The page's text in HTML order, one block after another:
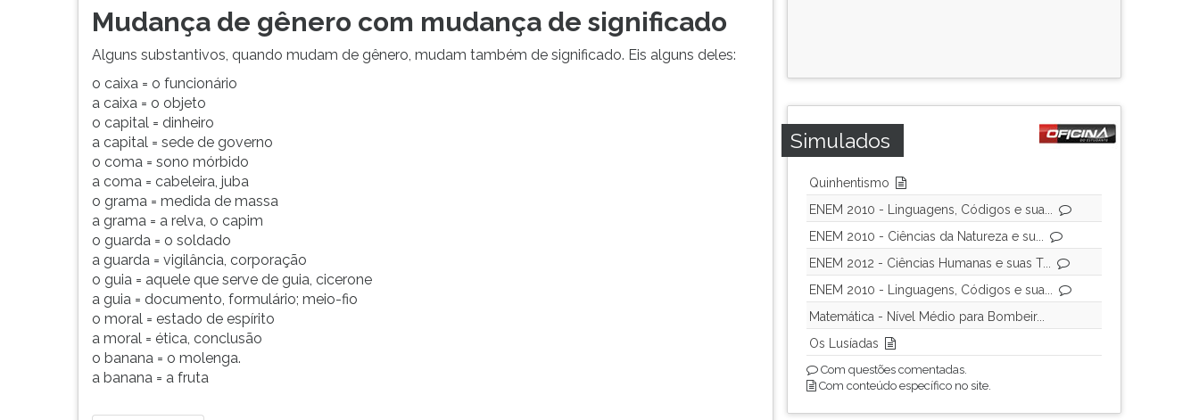
Mudança de gênero com mudança de significado
Alguns substantivos, quando mudam de gênero, mudam também de significado. Eis alguns deles:
o caixa = o funcionário
a caixa = o objeto
o capital = dinheiro
a capital = sede de governo
o coma = sono mórbido
a coma = cabeleira, juba
o grama = medida de massa
a grama = a relva, o capim
o guarda = o soldado
a guarda = vigilância, corporação
o guia = aquele que serve de guia, cicerone
a guia = documento, formulário; meio-fio
o moral = estado de espírito
a moral = ética, conclusão
o banana = o molenga.
a banana = a fruta
Simulados
Quinhentismo
ENEM 2010 - Linguagens, Códigos e sua...
ENEM 2010 - Ciências da Natureza e su...
ENEM 2012 - Ciências Humanas e suas T...
ENEM 2010 - Linguagens, Códigos e sua...
Matemática - Nível Médio para Bombeir...
Os Lusíadas
Com questões comentadas.
Com conteúdo específico no site.